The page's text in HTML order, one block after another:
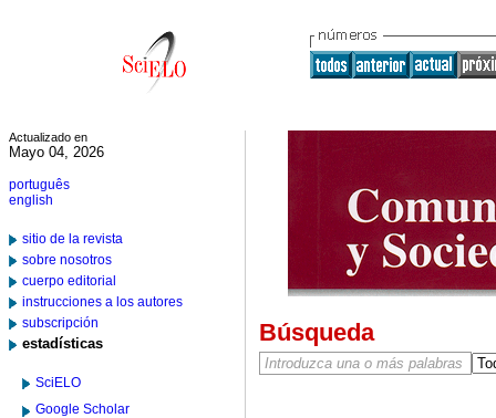
Actualizado en
Mayo 04, 2026
português
english
sitio de la revista
sobre nosotros
cuerpo editorial
instrucciones a los autores
subscripción
estadísticas
SciELO
Google Scholar
Búsqueda